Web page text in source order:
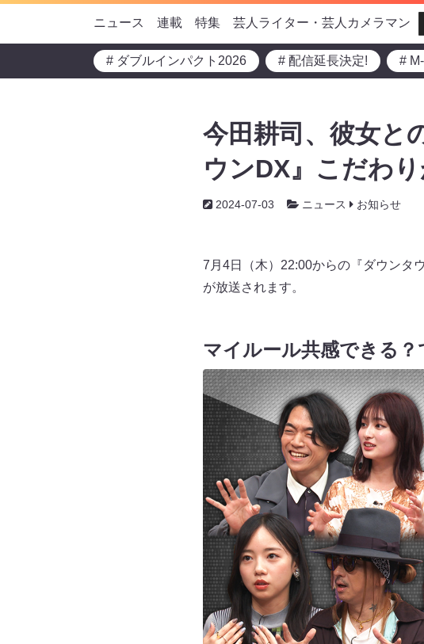
ニュース 連載 特集 芸人ライター・芸人カメラマン
# ダブルインパクト2026 # 配信延長決定! #
今田耕司、彼女と
ウンDX』こだわ
2024-07-03 ニュース お知らせ
7月4日（木）22:00からの『ダウンタ
が放送されます。
マイルール共感できる？